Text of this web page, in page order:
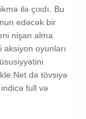
ilə çıxdı. Bu
edəcək bir
nişan alma
oyunları
də tövsiyə
indicə full və